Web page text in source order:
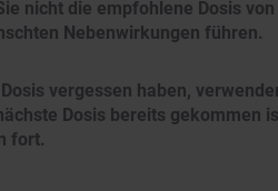
nicht die empfohlene Dosis
Nebenwirkungen führen.
vergessen haben,
Dosis bereits gekommen
fort.